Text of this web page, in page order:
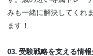
みも一緒に解決してくれ
ます！
03. 受験戦略を支える情